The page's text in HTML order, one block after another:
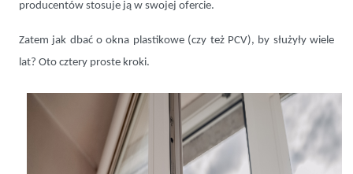
producentów stosuje ją w swojej ofercie.
Zatem jak dbać o okna plastikowe (czy też PCV), by służyły wiele
lat? Oto cztery proste kroki.